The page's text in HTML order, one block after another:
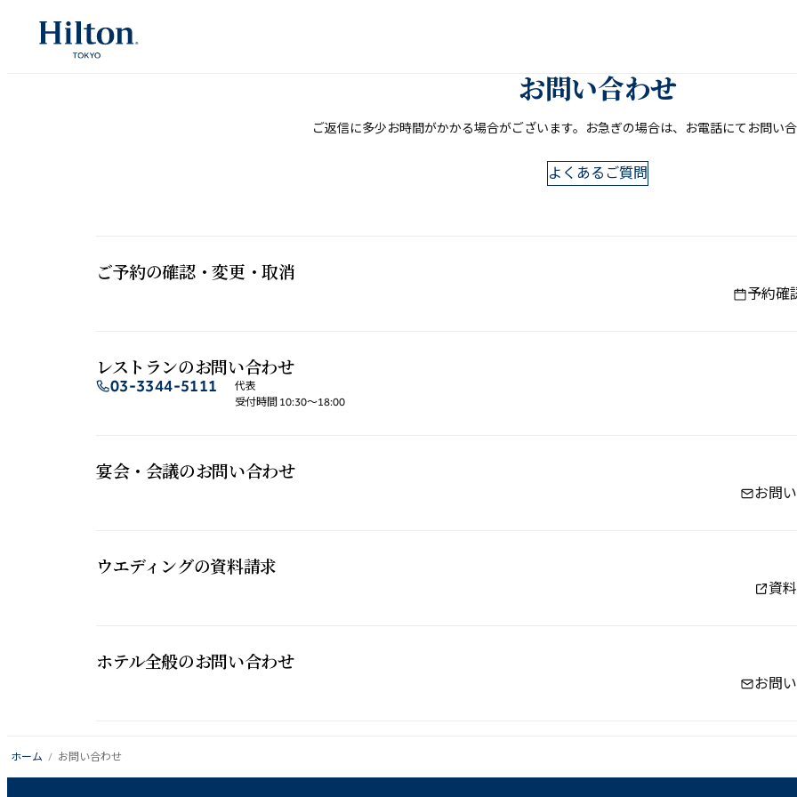
お問い​合わせ
ご返信に​多少お時間が​かかる​場合が​ございます。​お急ぎの​場合は、​お電話にてお問い​合
よくあるご質問
ご予約の​確認・変更・取消
予約確
レストランの​お問い​合わせ
03-3344-5111
代表
受付時間 10:30～18:00
宴会・会議の​お問い​合わせ
お問
ウエディングの​資料請求
資
ホテル全般の​お問い​合わせ
お問
ホーム お問い合わせ